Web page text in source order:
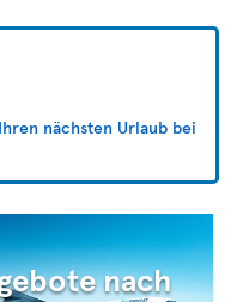
nächsten Urlaub bei
nach